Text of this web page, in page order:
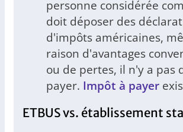
personne considérée
doit déposer des
d'impôts américaines,
raison d'avantages
ou de pertes, il n'y a pas
payer. Impôt à payer
ETBUS vs. établissement